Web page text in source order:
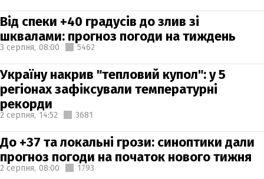
Від спеки +40 градусів до злив зі
шквалами: прогноз погоди на тиждень
3 серпня, 08:00 5462
Україну накрив "тепловий купол": у 5
регіонах зафіксували температурні
рекорди
2 серпня, 14:52 3681
До +37 та локальні грози: синоптики дали
прогноз погоди на початок нового тижня
2 серпня, 08:00 1793